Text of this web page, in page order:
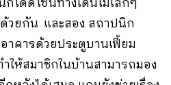
ด้วยกัน และสอง สถาปนิก
คารด้วยประตูบานเฟี้ยม
ให้สมาชิกในบ้านสามารถมอง